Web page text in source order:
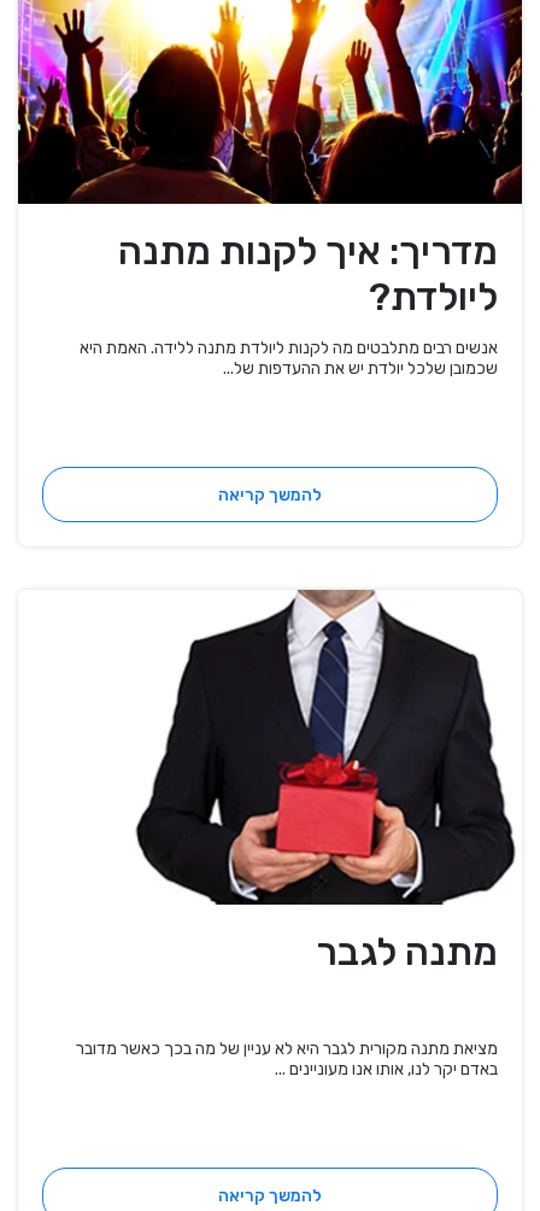
מדריך: איך לקנות מתנה
ליולדת?
אנשים רבים מתלבטים מה לקנות ליולדת מתנה ללידה. האמת היא
שכמובן שלכל יולדת יש את ההעדפות של...
להמשך קריאה
מתנה לגבר
מציאת מתנה מקורית לגבר היא לא עניין של מה בכך כאשר מדובר
באדם יקר לנו, אותו אנו מעוניינים ...
להמשך קריאה